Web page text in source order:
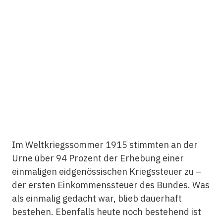
Im Weltkriegssommer 1915 stimmten an der
Urne über 94 Prozent der Erhebung einer
einmaligen eidgenössischen Kriegssteuer zu –
der ersten Einkommenssteuer des Bundes. Was
als einmalig gedacht war, blieb dauerhaft
bestehen. Ebenfalls heute noch bestehend ist